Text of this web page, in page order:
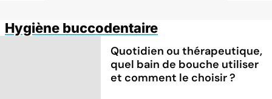
Hygiène buccodentaire
Quotidien ou thérapeutique,
quel bain de bouche utiliser
et comment le choisir ?